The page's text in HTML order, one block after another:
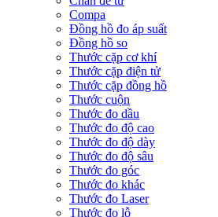
Compa
Đồng hồ đo áp suất
Đồng hồ so
Thước cặp cơ khí
Thước cặp điện tử
Thước cặp đồng hồ
Thước cuộn
Thước đo dầu
Thước đo độ cao
Thước đo độ dày
Thước đo độ sâu
Thước đo góc
Thước đo khác
Thước đo Laser
Thước đo lỗ